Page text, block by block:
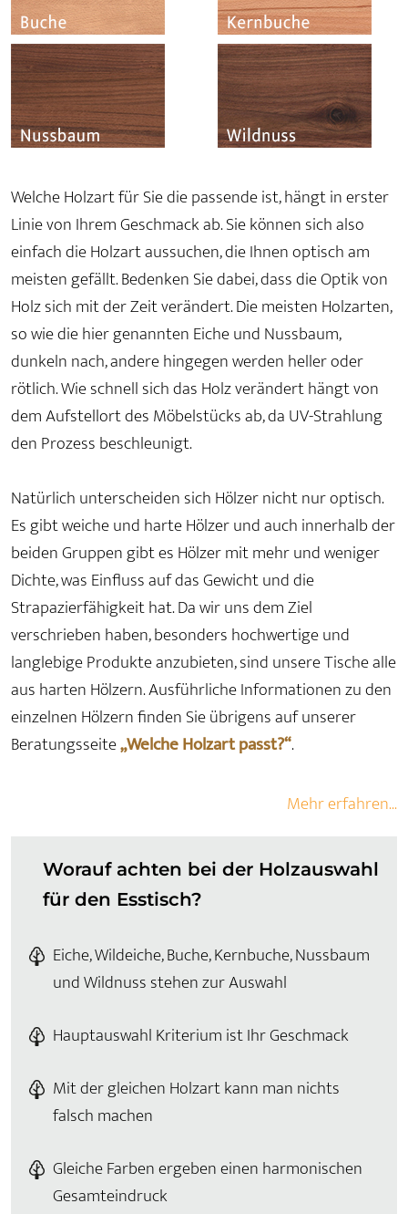
Welche Holzart für Sie die passende ist, hängt in erster
Linie von Ihrem Geschmack ab. Sie können sich also
einfach die Holzart aussuchen, die Ihnen optisch am
meisten gefällt. Bedenken Sie dabei, dass die Optik von
Holz sich mit der Zeit verändert. Die meisten Holzarten,
so wie die hier genannten Eiche und Nussbaum,
dunkeln nach, andere hingegen werden heller oder
rötlich. Wie schnell sich das Holz verändert hängt von
dem Aufstellort des Möbelstücks ab, da UV-Strahlung
den Prozess beschleunigt.
Natürlich unterscheiden sich Hölzer nicht nur optisch.
Es gibt weiche und harte Hölzer und auch innerhalb der
beiden Gruppen gibt es Hölzer mit mehr und weniger
Dichte, was Einfluss auf das Gewicht und die
Strapazierfähigkeit hat. Da wir uns dem Ziel
verschrieben haben, besonders hochwertige und
langlebige Produkte anzubieten, sind unsere Tische alle
aus harten Hölzern. Ausführliche Informationen zu den
einzelnen Hölzern finden Sie übrigens auf unserer
Beratungsseite„Welche Holzart passt?“.
Mehr erfahren...
Worauf achten bei der Holzauswahl
für den Esstisch?
Eiche, Wildeiche, Buche, Kernbuche, Nussbaum
und Wildnuss stehen zur Auswahl
Hauptauswahl Kriterium ist Ihr Geschmack
Mit der gleichen Holzart kann man nichts
falsch machen
Gleiche Farben ergeben einen harmonischen
Gesamteindruck